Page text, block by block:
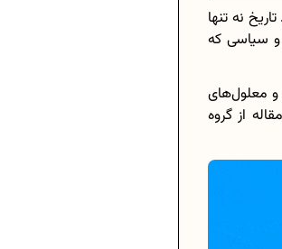
موفق
درسی هشتم
نه تنها
و سیاسی که
و معلول‌های
از گروه